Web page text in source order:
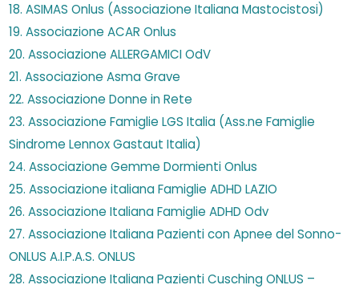
18. ASIMAS Onlus (Associazione Italiana Mastocistosi)
19. Associazione ACAR Onlus
20. Associazione ALLERGAMICI OdV
21. Associazione Asma Grave
22. Associazione Donne in Rete
23. Associazione Famiglie LGS Italia (Ass.ne Famiglie
Sindrome Lennox Gastaut Italia)
24. Associazione Gemme Dormienti Onlus
25. Associazione italiana Famiglie ADHD LAZIO
26. Associazione Italiana Famiglie ADHD Odv
27. Associazione Italiana Pazienti con Apnee del Sonno-
ONLUS A.I.P.A.S. ONLUS
28. Associazione Italiana Pazienti Cusching ONLUS –